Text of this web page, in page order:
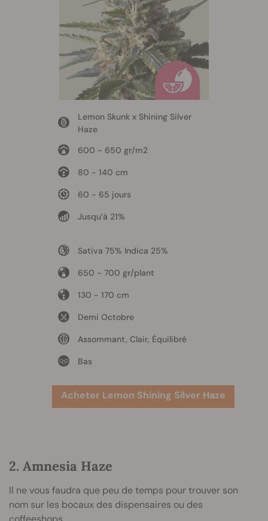
Lemon Skunk x Shining Silver
Haze
600 - 650 gr/m2
80 - 140 cm
60 - 65 jours
Jusqu’à 21%
Sativa 75% Indica 25%
650 - 700 gr/plant
130 - 170 cm
Demi Octobre
Assommant, Clair, Équilibré
Bas
Acheter Lemon Shining Silver Haze
2. Amnesia Haze
Il ne vous faudra que peu de temps pour trouver son
nom sur les bocaux des dispensaires ou des